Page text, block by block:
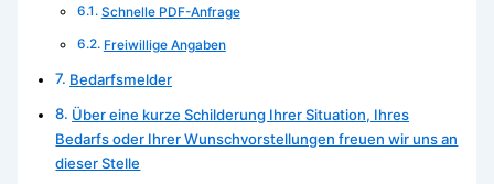
Schnelle PDF-Anfrage
Freiwillige Angaben
Bedarfsmelder
Über eine kurze Schilderung Ihrer Situation, Ihres
Bedarfs oder Ihrer Wunschvorstellungen freuen wir uns an
dieser Stelle